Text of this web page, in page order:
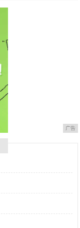
广告